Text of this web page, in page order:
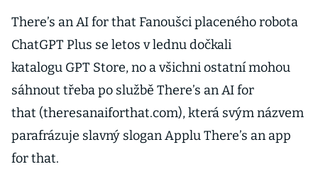
There’s an AI for that Fanoušci placeného robota
ChatGPT Plus se letos v lednu dočkali
katalogu GPT Store, no a všichni ostatní mohou
sáhnout třeba po službě There’s an AI for
that (theresanaiforthat.com), která svým názvem
parafrázuje slavný slogan Applu There’s an app
for that.